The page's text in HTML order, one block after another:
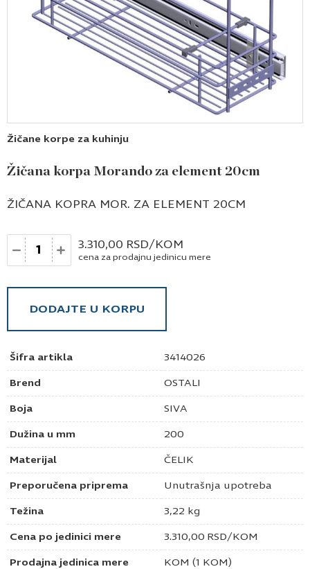
Žičane korpe za kuhinju
Žičana korpa Morando za element 20cm
Šifra artikla 3414026
Brend OSTALI
Boja SIVA
Dužina u mm 200
Materijal ČELIK
Preporučena priprema Unutrašnja upotreba
Težina 3,22 kg
Cena po jedinici mere 3.310,00 RSD/KOM
Prodajna jedinica mere KOM (1 KOM)
ŽIČANA KOPRA MOR. ZA ELEMENT 20CM
Količina 3.310,00 RSD/KOM
cena za prodajnu jedinicu mere
DODAJTE U KORPU